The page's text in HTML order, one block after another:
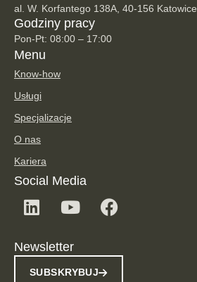
al. W. Korfantego 138A, 40-156 Katowice
Godziny pracy
Pon-Pt: 08:00 – 17:00
Menu
Know-how
Usługi
Specjalizacje
O nas
Kariera
Social Media
Newsletter
SUBSKRYBUJ